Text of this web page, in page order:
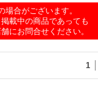
合がございます。
載中の商品であっても
にお問合せください。
1